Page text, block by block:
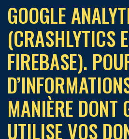
GOOGLE
(CRASHLYTICS
FIREBASE).
MANIÈRE DONT
UTILISE VOS